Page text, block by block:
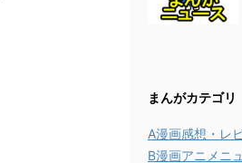
まんがカテゴリ
A漫画感想・レ
B漫画アニメニ